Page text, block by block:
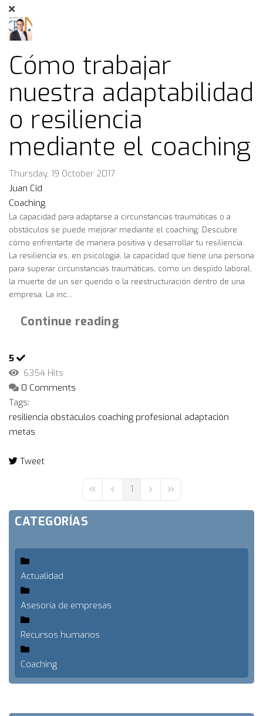
Cómo trabajar
nuestra adaptabilidad
o resiliencia
mediante el coaching
Thursday, 19 October 2017
Juan Cid
Coaching
La capacidad para adaptarse a circunstancias traumáticas o a
obstáculos se puede mejorar mediante el coaching. Descubre
cómo enfrentarte de manera positiva y desarrollar tu resiliencia.
La resiliencia es, en psicología, la capacidad que tiene una persona
para superar circunstancias traumáticas, como un despido laboral,
la muerte de un ser querido o la reestructuración dentro de una
empresa. La inc...
Continue reading
5
6354 Hits
0 Comments
Tags:
resiliencia obstáculos coaching profesional adaptación
metas
Tweet
First PagePrevious Page
1 Next PageLast Page
CATEGORÍAS
Actualidad
Asesoría de empresas
Recursos humanos
Coaching